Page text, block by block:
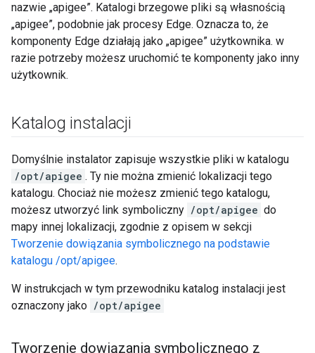
nazwie „apigee”. Katalogi brzegowe pliki są własnością
„apigee”, podobnie jak procesy Edge. Oznacza to, że
komponenty Edge działają jako „apigee” użytkownika. w
razie potrzeby możesz uruchomić te komponenty jako inny
użytkownik.
Katalog instalacji
Domyślnie instalator zapisuje wszystkie pliki w katalogu
/opt/apigee . Ty nie można zmienić lokalizacji tego
katalogu. Chociaż nie możesz zmienić tego katalogu,
możesz utworzyć link symboliczny /opt/apigee do
mapy innej lokalizacji, zgodnie z opisem w sekcji
Tworzenie dowiązania symbolicznego na podstawie
katalogu /opt/apigee.
W instrukcjach w tym przewodniku katalog instalacji jest
oznaczony jako /opt/apigee
Tworzenie dowiązania symbolicznego z